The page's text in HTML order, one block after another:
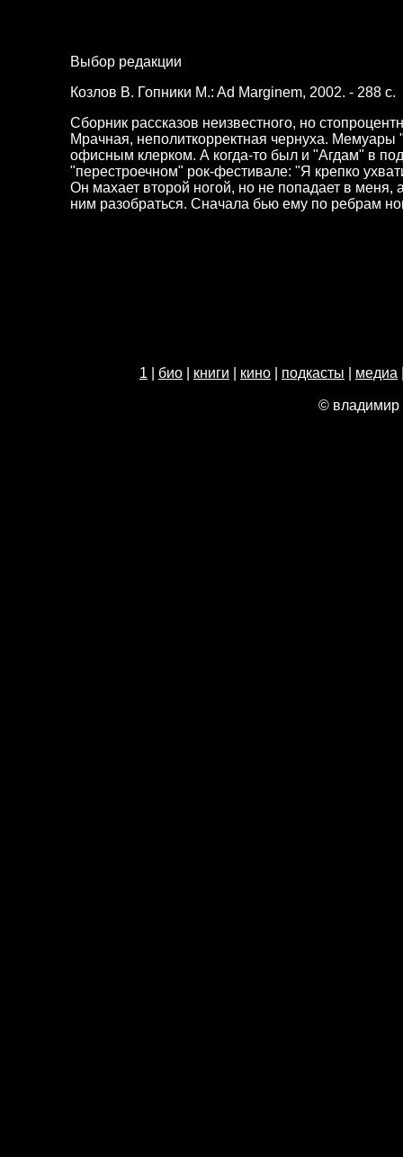
Выбор редакции
Козлов В. Гопники M.: Ad Marginem, 2002. - 288 c.
Сборник рассказов неизвестного, но
Мрачная, неполиткорректная чернуха. Мемуары
офисным клерком. А когда-то был и "Агдам" в
"перестроечном" рок-фестивале: "Я крепко
Он махает второй ногой, но не попадает в меня,
ним разобраться. Сначала бью ему по ребрам
1 био книги кино подкасты медиа
© владимир